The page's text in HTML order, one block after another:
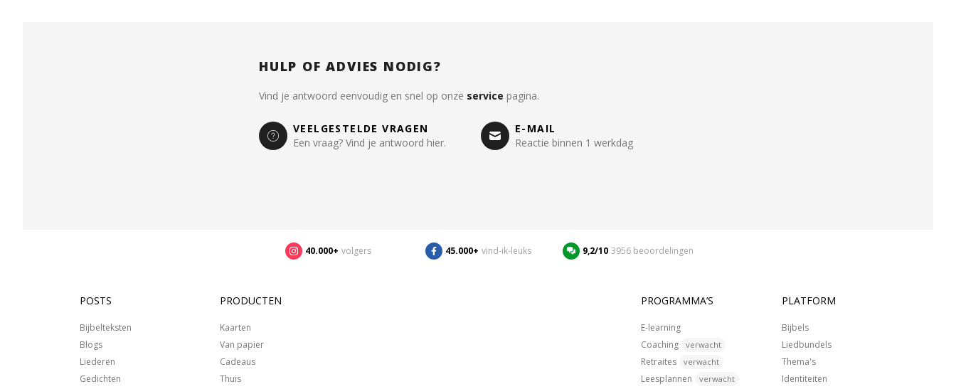
HULP OF ADVIES NODIG?
Vind je antwoord eenvoudig en snel op onze service pagina.
VEELGESTELDE VRAGEN
Een vraag? Vind je antwoord hier.
E-MAIL
Reactie binnen 1 werkdag
40.000+ volgers 45.000+ vind-ik-leuks 9,2/10 3956 beoordelingen
POSTS
Bijbelteksten
Blogs
Liederen
Gedichten
PRODUCTEN
Kaarten
Van papier
Cadeaus
Thuis
PROGRAMMA’S
E-learning
Coaching
verwacht
Retraites verwacht
Leesplannen verwacht
PLATFORM
Bijbels
Liedbundels
Thema's
Identiteiten